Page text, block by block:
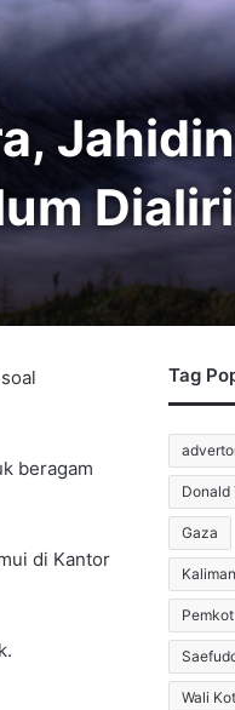
beragam
di Kantor
Tag
Donald
Gaza
Wali